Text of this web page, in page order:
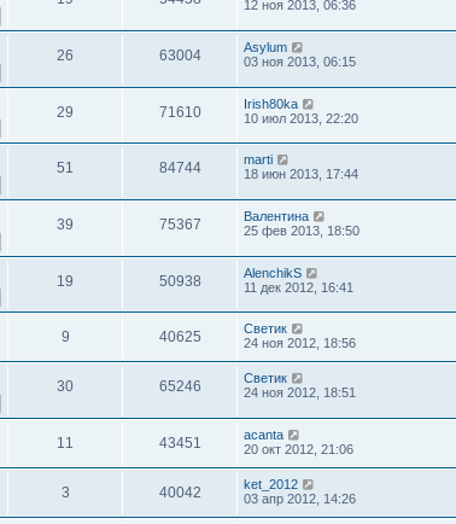
12 ноя 2013, 06:36
26 63004
Asylum
03 ноя 2013, 06:15
29 71610
Irish80ka
10 июл 2013, 22:20
51 84744
marti
18 июн 2013, 17:44
39 75367
Валентина
25 фев 2013, 18:50
19 50938
AlenchikS
11 дек 2012, 16:41
9 40625
Светик
24 ноя 2012, 18:56
30 65246
Светик
24 ноя 2012, 18:51
11 43451
acanta
20 окт 2012, 21:06
3 40042
ket_2012
03 апр 2012, 14:26